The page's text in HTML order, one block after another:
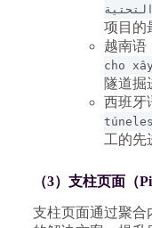
项目的
越南语
cho
隧道掘
西班牙
工的先
（3）支柱页面（
支柱页面通过聚合